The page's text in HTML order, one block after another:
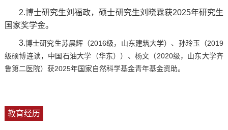
2.博士研究生刘福政，硕士研究生刘晓霖获2025年研究生
国家奖学金。
3.博士研究生苏晨辉（2016级， 山东建筑大学）、孙玲玉（2019
级硕博连读，中国石油大学（华东））、杨文（2020级，山东大学齐
鲁第二医院）获2025年国家自然科学基金青年基金资助。
教育经历